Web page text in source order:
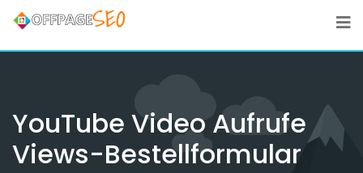
Skip
content
YouTube Video Aufrufe
Views-Bestellformular